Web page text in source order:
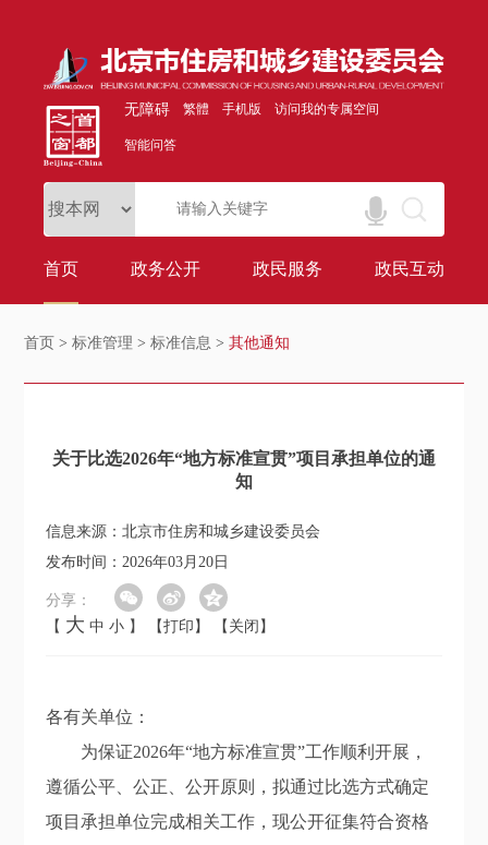
无障碍 繁體 手机版 访问我的专属空间
智能问答
首页 政务公开 政民服务 政民互动
首页 >标准管理 >标准信息 >其他通知
关于比选2026年“地方标准宣贯”项目承担单位的通
知
信息来源：北京市住房和城乡建设委员会
发布时间：2026年03月20日
分享：
【 大 中 小 】 【打印】 【关闭】
各有关单位：
为保证2026年“地方标准宣贯”工作顺利开展，
遵循公平、公正、公开原则，拟通过比选方式确定
项目承担单位完成相关工作，现公开征集符合资格